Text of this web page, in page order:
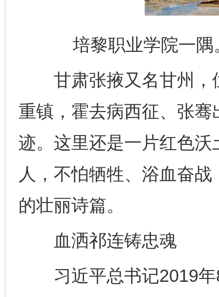
培黎职业学院一
甘肃张掖又名甘州，
重镇，霍去病西征、张
迹。这里还是一片红色
人，不怕牺牲、浴血奋
的壮丽诗篇。
血洒祁连铸忠魂
习近平总书记2019年8